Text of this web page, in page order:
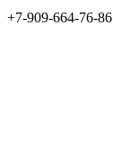
+7-909-664-76-86